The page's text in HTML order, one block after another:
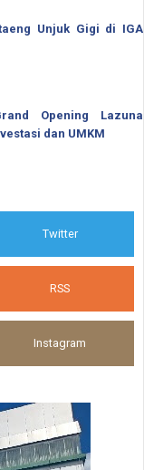
Unjuk Gigi di IGA
Opening Lazuna
dan UMKM
Twitter
RSS
Instagram